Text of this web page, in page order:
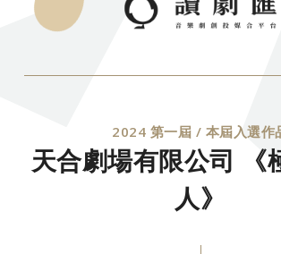
2024 第一屆 / 本屆入選作
天合劇場有限公司 《
人》